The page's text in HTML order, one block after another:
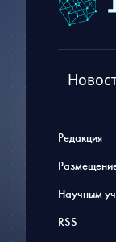
Редакция
Научным
RSS